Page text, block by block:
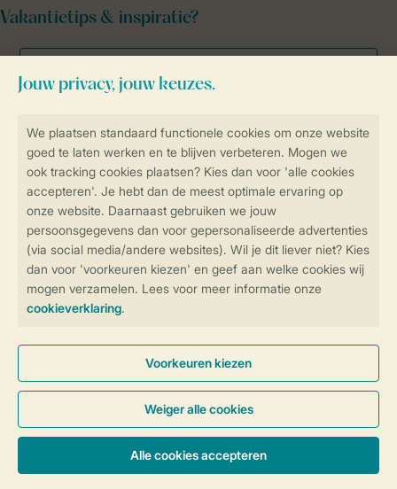
Controle over jouw gegevens &
Instellingen wijzigen
Veilig en snel online boeken
Veilige gegevensoverdracht
Veilige betaling
Vakantietips & inspiratie?
Algemene Voorwaarden Privacy Notice
Cookies en banners
Toegankelijkheid © 2026 Landal